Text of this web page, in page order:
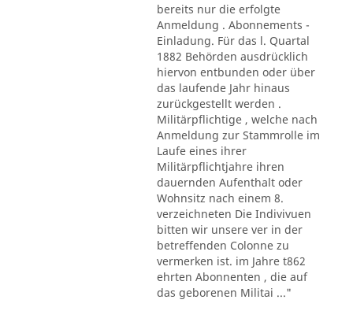
bereits nur die erfolgte
Anmeldung . Abonnements -
Einladung. Für das l. Quartal
1882 Behörden ausdrücklich
hiervon entbunden oder über
das laufende Jahr hinaus
zurückgestellt werden .
Militärpflichtige , welche nach
Anmeldung zur Stammrolle im
Laufe eines ihrer
Militärpflichtjahre ihren
dauernden Aufenthalt oder
Wohnsitz nach einem 8.
verzeichneten Die Indivivuen
bitten wir unsere ver in der
betreffenden Colonne zu
vermerken ist. im Jahre t862
ehrten Abonnenten , die auf
das geborenen Militai ..."